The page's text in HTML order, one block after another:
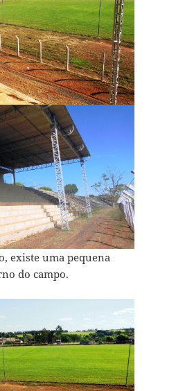
existe uma pequena
do campo.